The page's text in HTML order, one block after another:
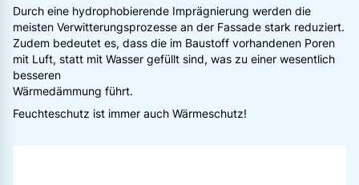
Durch eine hydrophobierende Imprägnierung werden die
meisten Verwitterungsprozesse an der Fassade stark reduziert.
Zudem bedeutet es, dass die im Baustoff vorhandenen Poren
mit Luft, statt mit Wasser gefüllt sind, was zu einer wesentlich
besseren
Wärmedämmung führt.
Feuchteschutz ist immer auch Wärmeschutz!